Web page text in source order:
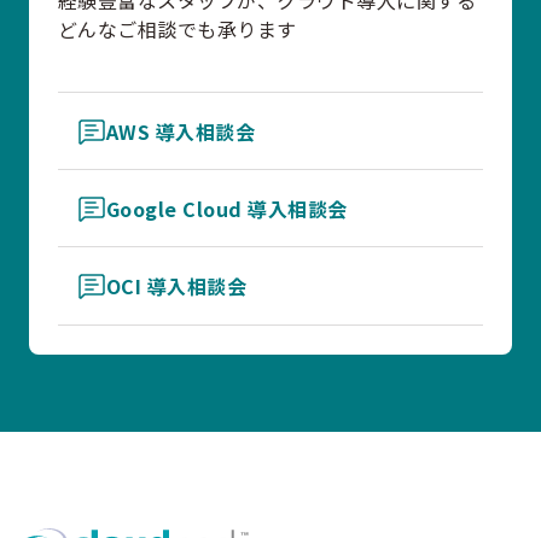
どんなご相談でも承ります
AWS 導入相談会
Google Cloud 導入相談会
OCI 導入相談会